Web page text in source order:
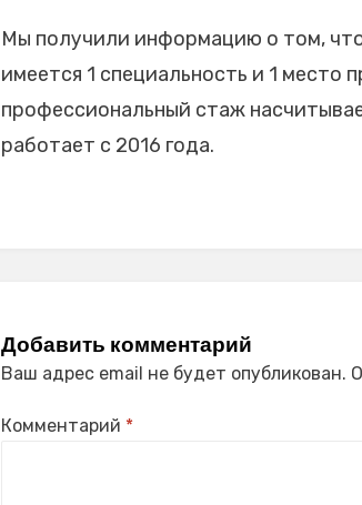
Мы получили информацию о том,
имеется 1 специальность и 1 место
профессиональный стаж
работает с 2016 года.
Добавить комментарий
Ваш адрес email не будет опубликован.
Комментарий *